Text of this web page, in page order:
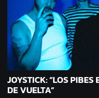
JOYSTICK: “LOS
DE VUELTA”